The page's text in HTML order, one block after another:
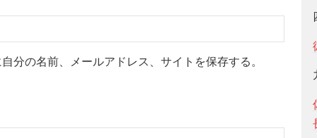
分の名前、メールアドレス、サイトを保存する。